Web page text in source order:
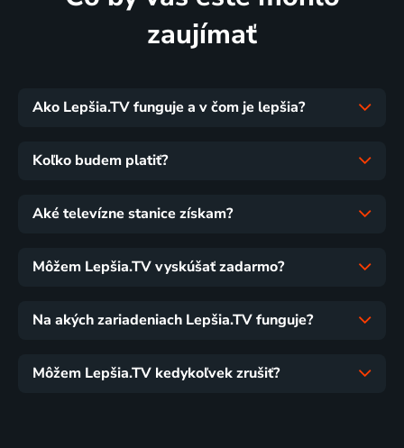
zaujímať
Ako Lepšia.TV funguje a v čom je lepšia?
Koľko budem platiť?
Aké televízne stanice získam?
Môžem Lepšia.TV vyskúšať zadarmo?
Na akých zariadeniach Lepšia.TV funguje?
Môžem Lepšia.TV kedykoľvek zrušiť?